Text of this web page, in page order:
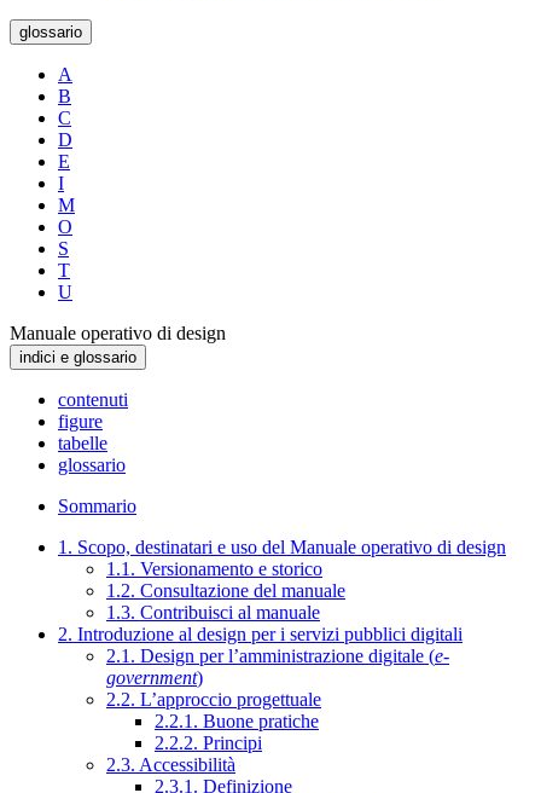
glossario
A
B
C
D
E
I
M
O
S
T
U
Manuale operativo di design
indici e glossario
contenuti
figure
tabelle
glossario
Sommario
1. Scopo, destinatari e uso del Manuale operativo di design
1.1. Versionamento e storico
1.2. Consultazione del manuale
1.3. Contribuisci al manuale
2. Introduzione al design per i servizi pubblici digitali
2.1. Design per l’amministrazione digitale (e-
government)
2.2. L’approccio progettuale
2.2.1. Buone pratiche
2.2.2. Principi
2.3. Accessibilità
2.3.1. Definizione